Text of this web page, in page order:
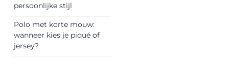
persoonlijke stijl
Polo met korte mouw:
wanneer kies je piqué of
jersey?